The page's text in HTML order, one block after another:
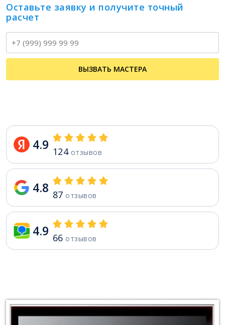
Оставьте заявку и получите точный
расчет
ВЫЗВАТЬ МАСТЕРА
4.9 124отзывов
4.8 87 отзывов
4.9 66 отзывов